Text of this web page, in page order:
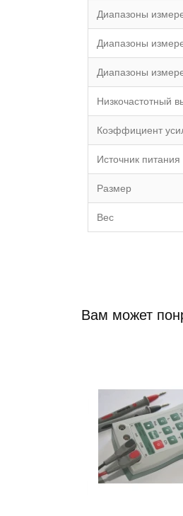
Диапазоны
Диапазоны
Диапазоны
Низкочастотный
Коэффициент
Источник питания
Размер
Вес
Вам может